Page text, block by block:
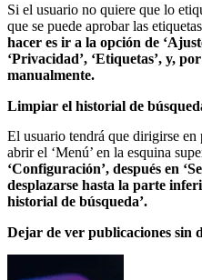
Si el usuario no quiere que lo
que se puede aprobar las
hacer es ir a la opción de
‘Privacidad’, ‘Etiquetas’, y,
manualmente.
Limpiar el historial de
El usuario tendrá que dirigirse en
abrir el ‘Menú’ en la esquina
‘Configuración’, después en
desplazarse hasta la parte
historial de búsqueda’.
Dejar de ver publicaciones sin